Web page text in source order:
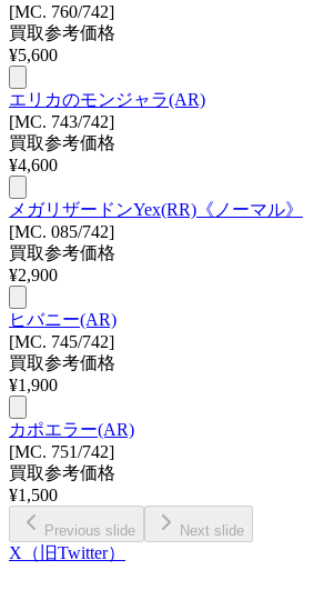
[MC. 760/742]
買取参考価格
¥5,600
エリカのモンジャラ(AR)
[MC. 743/742]
買取参考価格
¥4,600
メガリザードンYex(RR)《ノーマル》
[MC. 085/742]
買取参考価格
¥2,900
ヒバニー(AR)
[MC. 745/742]
買取参考価格
¥1,900
カポエラー(AR)
[MC. 751/742]
買取参考価格
¥1,500
Previous slide Next slide
X（旧Twitter）